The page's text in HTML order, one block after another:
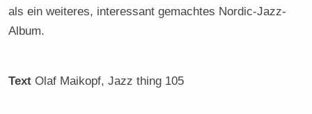
als ein weiteres, interessant gemachtes Nordic-Jazz-
Album.
Text Olaf Maikopf, Jazz thing 105